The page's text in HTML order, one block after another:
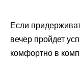
Если
вечер пройдет
комфортно в